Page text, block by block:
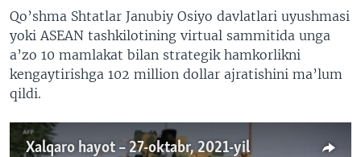
Qo’shma Shtatlar Janubiy Osiyo davlatlari uyushmasi
yoki ASEAN tashkilotining virtual sammitida unga
a’zo 10 mamlakat bilan strategik hamkorlikni
kengaytirishga 102 million dollar ajratishini ma’lum
qildi.
Xalqaro hayot – 27-oktabr, 2021-yil